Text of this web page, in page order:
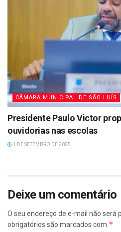
CÂMARA MUNICIPAL DE SÃO LUÍS
Presidente Paulo Victor
ouvidorias nas escolas
1 DE SETEMBRO DE 2025
Deixe um comentário
O seu endereço de e-mail não será
obrigatórios são marcados com *